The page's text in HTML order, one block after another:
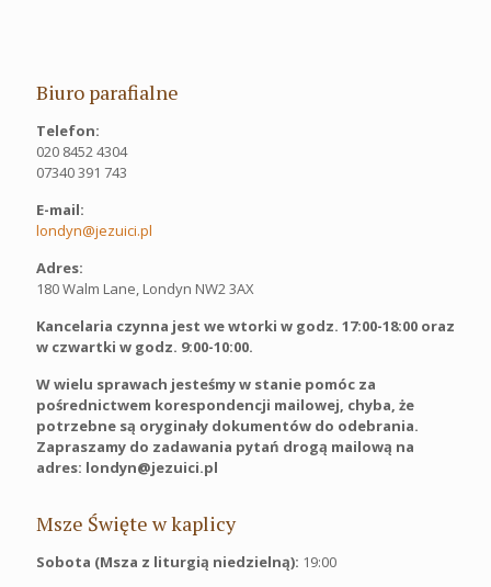
Biuro parafialne
Telefon:
020 8452 4304
07340 391 743
E-mail:
londyn@jezuici.pl
Adres:
180 Walm Lane, Londyn NW2 3AX
Kancelaria czynna jest we wtorki w godz. 17:00-18:00 oraz
w czwartki w godz. 9:00-10:00.
W wielu sprawach jesteśmy w stanie pomóc za
pośrednictwem korespondencji mailowej, chyba, że
potrzebne są oryginały dokumentów do odebrania.
Zapraszamy do zadawania pytań drogą mailową na
adres: londyn@jezuici.pl
Msze Święte w kaplicy
Sobota (Msza z liturgią niedzielną): 19:00